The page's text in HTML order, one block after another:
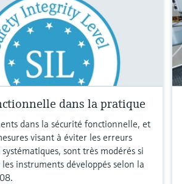
dans la pratique
dans la sécurité fonctionnelle, et
visant à éviter les erreurs
sont très modérés si
les instruments développés selon la